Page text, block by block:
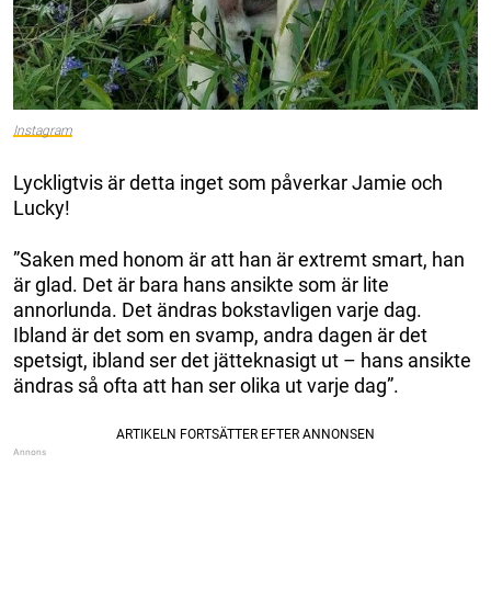
Instagram
Lyckligtvis är detta inget som påverkar Jamie och
Lucky!
”Saken med honom är att han är extremt smart, han
är glad. Det är bara hans ansikte som är lite
annorlunda. Det ändras bokstavligen varje dag.
Ibland är det som en svamp, andra dagen är det
spetsigt, ibland ser det jätteknasigt ut – hans ansikte
ändras så ofta att han ser olika ut varje dag”.